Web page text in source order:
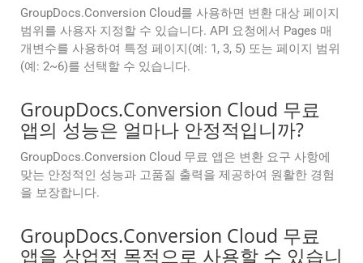
GroupDocs.Conversion Cloud를 사용하면 변환 대상 페이지
범위를 사용자 지정할 수 있습니다. API 요청에서 Pages 매
개변수를 사용하여 특정 페이지(예: 1, 3, 5) 또는 페이지 범위
(예: 2~6)를 선택할 수 있습니다.
GroupDocs.Conversion Cloud 무료
앱의 성능은 얼마나 안정적입니까?
GroupDocs.Conversion Cloud 무료 앱은 변환 요구 사항에
맞는 안정적인 성능과 고품질 출력을 제공하여 원활한 경험
을 보장합니다.
GroupDocs.Conversion Cloud 무료
앱을 상업적 목적으로 사용할 수 있습니